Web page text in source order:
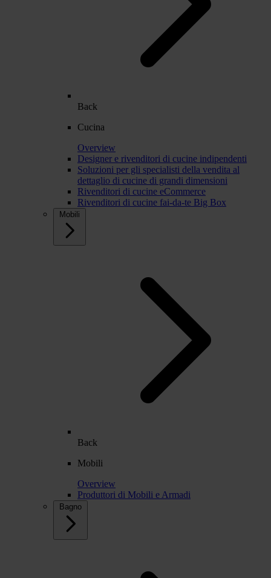
Back
Cucina
Overview
Designer e rivenditori di cucine indipendenti
Soluzioni per gli specialisti della vendita al
dettaglio di cucine di grandi dimensioni
Rivenditori di cucine eCommerce
Rivenditori di cucine fai-da-te Big Box
Mobili
Back
Mobili
Overview
Produttori di Mobili e Armadi
Bagno